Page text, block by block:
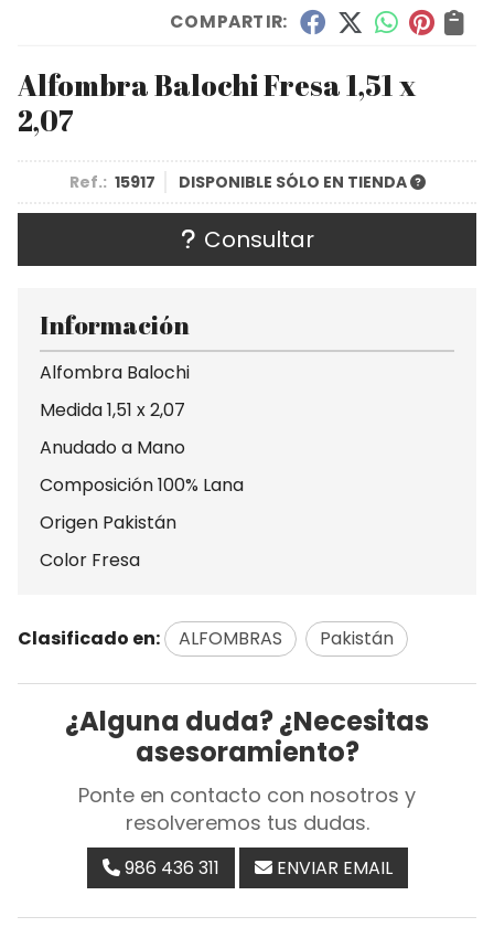
COMPARTIR:
Alfombra Balochi Fresa 1,51 x
2,07
Ref.: 15917 DISPONIBLE SÓLO EN TIENDA
Consultar
Información
Alfombra Balochi
Medida 1,51 x 2,07
Anudado a Mano
Composición 100% Lana
Origen Pakistán
Color Fresa
Clasificado en: ALFOMBRAS Pakistán
¿Alguna duda? ¿Necesitas
asesoramiento?
Ponte en contacto con nosotros y
resolveremos tus dudas.
986 436 311 ENVIAR EMAIL